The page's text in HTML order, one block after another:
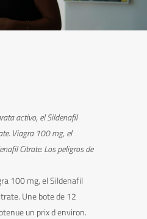
activo, el Sildenafil
Viagra 100 mg, el
Citrate. Los peligros de
100 mg, el Sildenafil
Une bote de 12
un prix d environ.